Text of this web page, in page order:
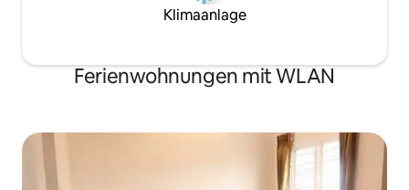
Klimaanlage
Ferienwohnungen mit WLAN